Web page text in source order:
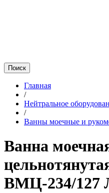
Главная
/
Нейтральное
/
Ванны моечные и
Ванна
ВМЦ-234/127